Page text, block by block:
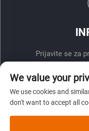
Prijavite se za
We value your
We use cookies and
don't want to accept all